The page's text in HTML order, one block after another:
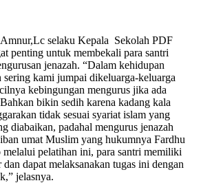
selaku Kepala Sekolah PDF
penting untuk membekali para santri
jenazah. “Dalam kehidupan
sering kami jumpai dikeluarga-keluarga
kebingungan mengurus jika ada
bikin sedih karena kadang kala
tidak sesuai syariat islam yang
diabaikan, padahal mengurus jenazah
umat Muslim yang hukumnya Fardhu
pelatihan ini, para santri memiliki
dapat melaksanakan tugas ini dengan
jelasnya.